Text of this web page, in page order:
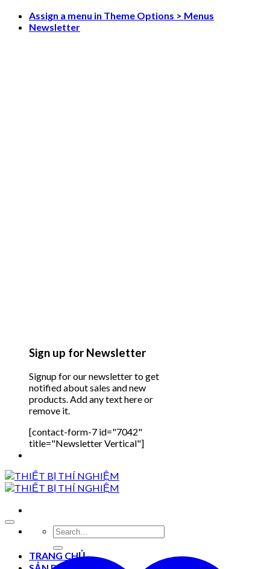
Skip
Assign a menu in Theme Options > Menus
Newsletter
Sign up for Newsletter
Signup for our newsletter to get
notified about sales and new
products. Add any text here or
remove it.
[contact-form-7 id="7042"
title="Newsletter Vertical"]
Search
for:
TRANG CHỦ